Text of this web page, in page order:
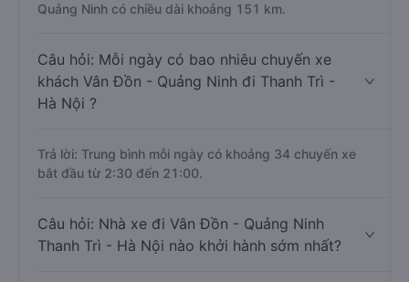
Quảng Ninh có chiều dài khoảng 151 km.
Câu hỏi: Mỗi ngày có bao nhiêu chuyến xe
khách Vân Đồn - Quảng Ninh đi Thanh Trì -
Hà Nội ?
Trả lời: Trung bình mỗi ngày có khoảng 34 chuyến xe
bắt đầu từ 2:30 đến 21:00.
Câu hỏi: Nhà xe đi Vân Đồn - Quảng Ninh
Thanh Trì - Hà Nội nào khởi hành sớm nhất?